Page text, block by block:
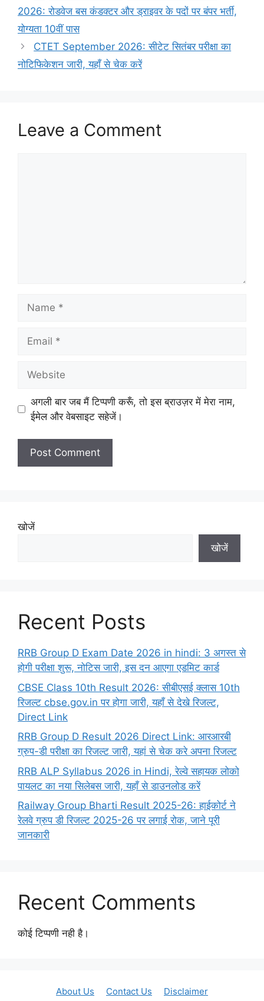
2026: रोडवेज बस कंडक्टर और ड्राइवर के पदों पर बंपर भर्ती,
योग्यता 10वीं पास
CTET September 2026: सीटेट सितंबर परीक्षा का
नोटिफिकेशन जारी, यहाँ से चेक करें
Leave a Comment
अगली बार जब मैं टिप्पणी करूँ, तो इस ब्राउज़र में मेरा नाम,
ईमेल और वेबसाइट सहेजें।
खोजें
खोजें
Recent Posts
RRB Group D Exam Date 2026 in hindi: 3 अगस्त से
होगी परीक्षा शुरू, नोटिस जारी, इस दन आएगा एडमिट कार्ड
CBSE Class 10th Result 2026: सीबीएसई क्लास 10th
रिजल्ट cbse.gov.in पर होगा जारी, यहाँ से देखे रिजल्ट,
Direct Link
RRB Group D Result 2026 Direct Link: आरआरबी
ग्रुप-डी परीक्षा का रिजल्ट जारी, यहां से चेक करे अपना रिजल्ट
RRB ALP Syllabus 2026 in Hindi, रेल्वे सहायक लोको
पायलट का नया सिलेबस जारी, यहाँ से डाउनलोड करें
Railway Group Bharti Result 2025-26: हाईकोर्ट ने
रेलवे ग्रुप डी रिजल्ट 2025-26 पर लगाई रोक, जाने पूरी
जानकारी
Recent Comments
कोई टिप्पणी नही है।
About Us Contact Us Disclaimer